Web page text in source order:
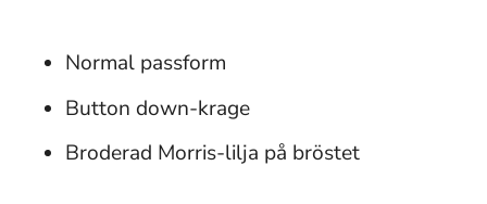
Normal passform
Button down-krage
Broderad Morris-lilja på bröstet